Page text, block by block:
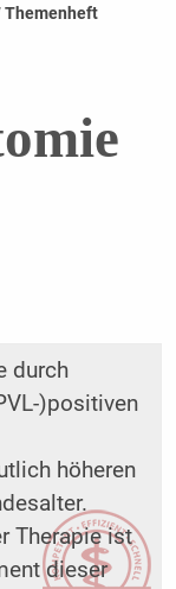
Themenheft
durch
)positiven
höheren
Therapie ist
dieser